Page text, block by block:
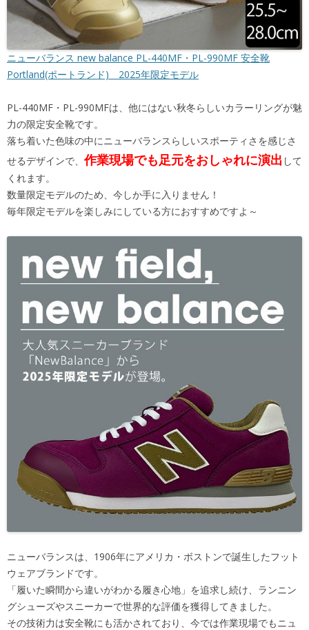
ニューバランス new balance PL-440MF・PL-990MF 安全靴
Portland(ポートランド) 2025年限定モデル
PL-440MF・PL-990MFは、他にはない秋冬らしいカラーリングが魅
力の限定安全靴です。
落ち着いた色味の中にニューバランスらしいスポーティさを感じさ
せるデザインで、作業現場でも足元をおしゃれに演出 して
くれます。
数量限定モデルのため、今しか手に入りません！
毎年限定モデルを楽しみにしている方におすすめですよ～
ニューバランスは、1906年にアメリカ・ボストンで誕生したフット
ウェアブランドです。
「履いた瞬間から違いがわかる履き心地」を追求し続け、ランニン
グシューズやスニーカーで世界的な評価を獲得してきました。
その技術力は安全靴にも活かされており、今では作業現場でもニュ